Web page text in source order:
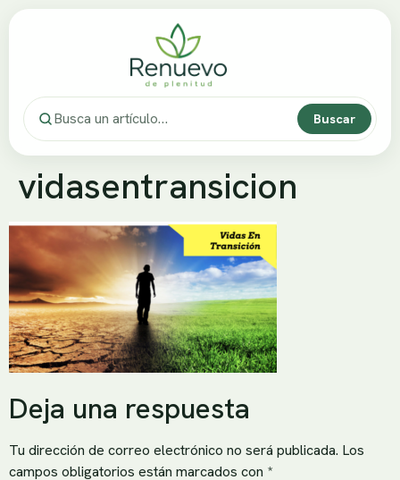
Buscar
vidasentransicion
Deja una respuesta
Tu dirección de correo electrónico no será publicada. Los
campos obligatorios están marcados con *